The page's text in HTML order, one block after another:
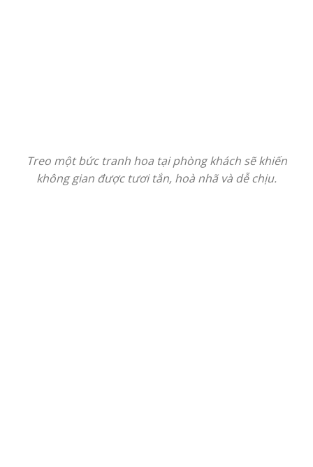
Treo một bức tranh hoa tại phòng khách sẽ khiến
không gian được tươi tắn, hoà nhã và dễ chịu.